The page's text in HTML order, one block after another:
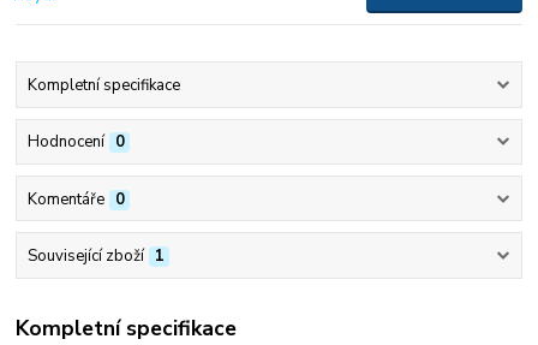
Kompletní specifikace
Hodnocení 0
Komentáře 0
Související zboží 1
Kompletní specifikace